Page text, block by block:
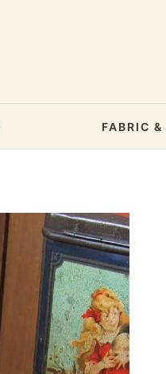
FABRIC &